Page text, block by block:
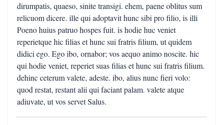
dirumpatis, quaeso, sinite transigi. ehem, paene oblitus sum
relicuom dicere. ille qui adoptavit hunc sibi pro filio, is illi
Poeno huius patruo hospes fuit. is hodie huc veniet
reperietque hic filias et hunc sui fratris filium, ut quidem
didici ego. Ego ibo, ornabor; vos aequo animo noscite. hic
qui hodie veniet, reperiet suas filias et hunc sui fratris filium.
dehinc ceterum valete, adeste. ibo, alius nunc fieri volo:
quod restat, restant alii qui faciant palam. valete atque
adiuvate, ut vos servet Salus.